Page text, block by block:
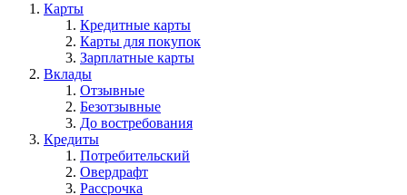
Карты
Кредитные карты
Карты для покупок
Зарплатные карты
Вклады
Отзывные
Безотзывные
До востребования
Кредиты
Потребительский
Овердрафт
Рассрочка